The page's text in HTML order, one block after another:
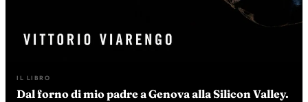
IL LIBRO
Dal forno di mio padre a Genova alla Silicon Valley.